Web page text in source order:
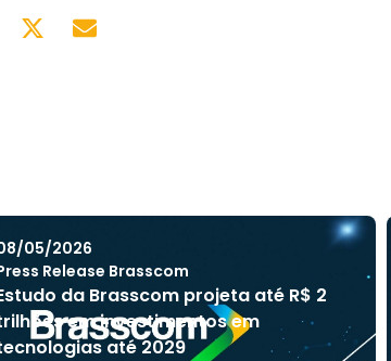
05/2026
Release Brasscom
da Brasscom projeta até R$ 2
em investimentos em
até 2029